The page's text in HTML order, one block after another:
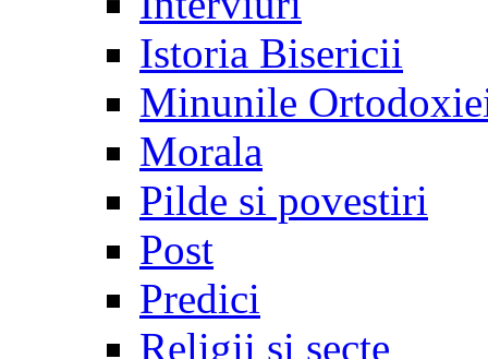
Istoria Bisericii
Minunile
Morala
Pilde si povestiri
Post
Predici
Religii si secte